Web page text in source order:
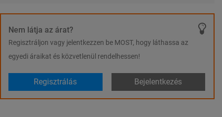
Nem látja az árat?
Regisztráljon vagy jelentkezzen be MOST, hogy láthassa az
egyedi áraikat és közvetlenül rendelhessen!
Regisztrálás Bejelentkezés